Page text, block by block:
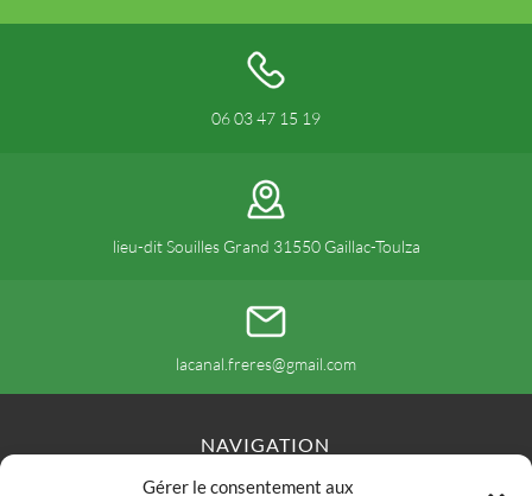
Gérer le consentement aux
06 03 47 15 19
lieu-dit Souilles Grand 31550 Gaillac-Toulza
lacanal.freres@gmail.com
NAVIGATION